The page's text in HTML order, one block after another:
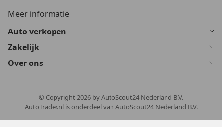
Meer informatie
Auto verkopen
Zakelijk
Over ons
© Copyright2026 by AutoScout24 Nederland B.V.
AutoTrader.nl is onderdeel van AutoScout24 Nederland B.V.